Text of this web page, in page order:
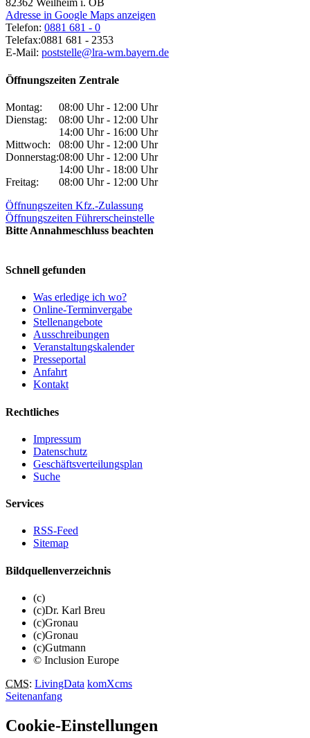
82362 Weilheim i. OB
Adresse in Google Maps anzeigen
Telefon: 0881 681 - 0
Telefax:0881 681 - 2353
E-Mail: poststelle@lra-wm.bayern.de
Öffnungszeiten Zentrale
Montag:
08:00 Uhr - 12:00 Uhr
Dienstag:
08:00 Uhr - 12:00 Uhr
14:00 Uhr - 16:00 Uhr
Mittwoch:
08:00 Uhr - 12:00 Uhr
Donnerstag:08:00 Uhr - 12:00 Uhr
14:00 Uhr - 18:00 Uhr
Freitag:
08:00 Uhr - 12:00 Uhr
Öffnungszeiten Kfz.-Zulassung
Öffnungszeiten Führerscheinstelle
Bitte Annahmeschluss beachten
Schnell gefunden
Was erledige ich wo?
Online-Terminvergabe
Stellenangebote
Ausschreibungen
Veranstaltungskalender
Presseportal
Anfahrt
Kontakt
Rechtliches
Impressum
Datenschutz
Geschäftsverteilungsplan
Suche
Services
RSS-Feed
Sitemap
Bildquellenverzeichnis
(c)
(c)Dr. Karl Breu
(c)Gronau
(c)Gronau
(c)Gutmann
© Inclusion Europe
CMS: LivingData komXcms
Seitenanfang
Cookie-Einstellungen